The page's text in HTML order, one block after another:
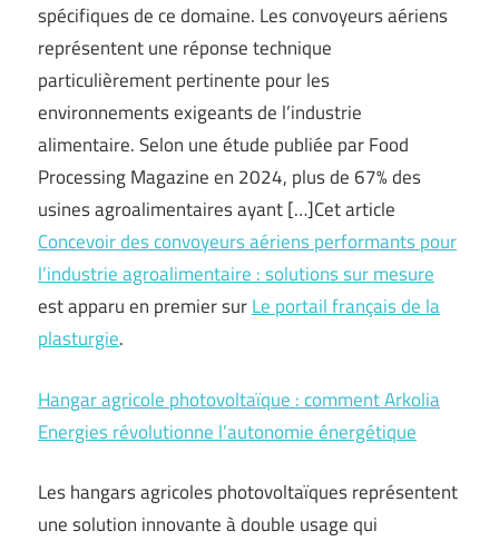
spécifiques de ce domaine. Les convoyeurs aériens
représentent une réponse technique
particulièrement pertinente pour les
environnements exigeants de l’industrie
alimentaire. Selon une étude publiée par Food
Processing Magazine en 2024, plus de 67% des
usines agroalimentaires ayant […]Cet article
Concevoir des convoyeurs aériens performants pour
l’industrie agroalimentaire : solutions sur mesure
est apparu en premier surLe portail français de la
plasturgie.
Hangar agricole photovoltaïque : comment Arkolia
Energies révolutionne l’autonomie énergétique
Les hangars agricoles photovoltaïques représentent
une solution innovante à double usage qui